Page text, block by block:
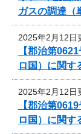
ガスの調達（
2025年2月12日
【郡治第
ロ国）に関す
2025年2月12日
【郡治第
ロ国）に関す